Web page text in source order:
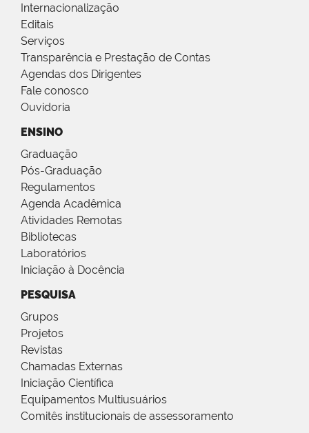
Internacionalização
Editais
Serviços
Transparência e Prestação de Contas
Agendas dos Dirigentes
Fale conosco
Ouvidoria
ENSINO
Graduação
Pós-Graduação
Regulamentos
Agenda Acadêmica
Atividades Remotas
Bibliotecas
Laboratórios
Iniciação à Docência
PESQUISA
Grupos
Projetos
Revistas
Chamadas Externas
Iniciação Científica
Equipamentos Multiusuários
Comitês institucionais de assessoramento